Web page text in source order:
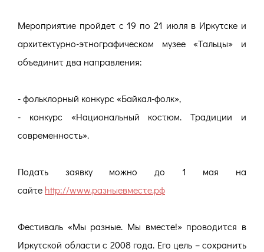
Мероприятие пройдет с 19 по 21 июля в Иркутске и
архитектурно-этнографическом музее «Тальцы» и
объединит два направления:
- фольклорный конкурс «Байкал-фолк»,
- конкурс «Национальный костюм. Традиции и
современность».
Подать заявку можно до 1 мая на
сайте http://www.разныевместе.рф
Фестиваль «Мы разные. Мы вместе!» проводится в
Иркутской области с 2008 года. Его цель – сохранить